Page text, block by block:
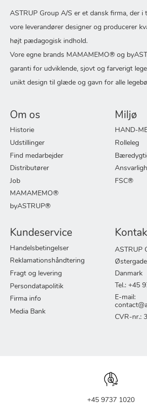
ASTRUP Group A/S er et dansk firma, der i
vore leverandører designer og producerer
højt pædagogisk indhold.
Vore egne brands MAMAMEMO® og
garanti for udviklende, sjovt og farverigt
unikt design til glæde og gavn for alle
Om os
Historie
Udstillinger
Find medarbejder
Distributører
Job
MAMAMEMO®
byASTRUP®
Miljø
HAND-
Rolleleg
FSC®
Kundeservice
Handelsbetingelser
Reklamationshåndtering
Fragt og levering
Persondatapolitik
Firma info
Media Bank
ASTRUP
Danmark
Tel.: +45
E-mail:
CVR-nr.:
+45 9737 1020